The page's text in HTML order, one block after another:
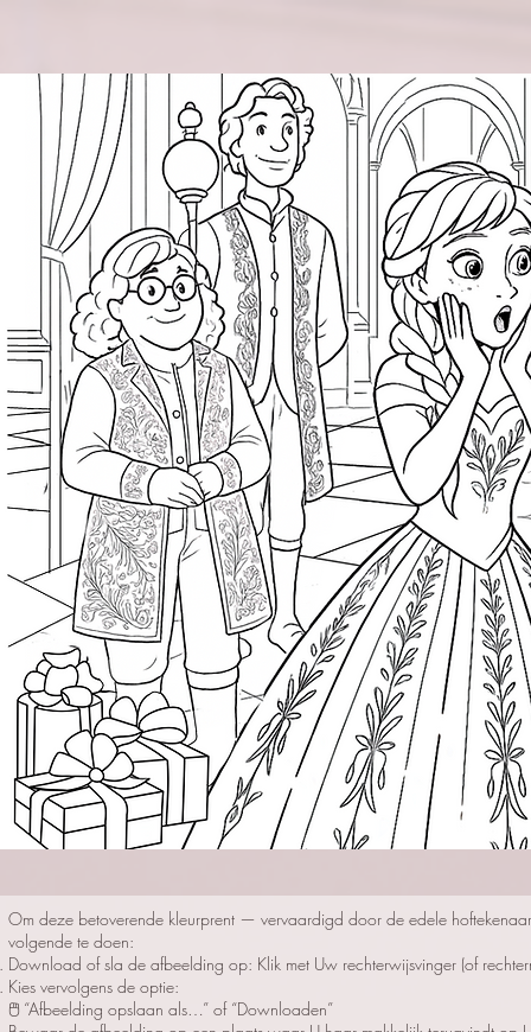
Om deze betoverende kleurprent — vervaardigd door de edele
volgende te doen:
Download of sla de afbeelding op: Klik met Uw rechterwijsvinger (of
Kies vervolgens de optie:
🖱️ “Afbeelding opslaan als…” of “Downloaden”